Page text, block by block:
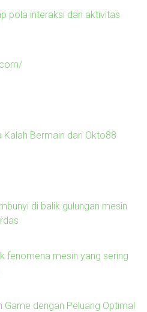
pola interaksi dan aktivitas
Bermain dari Okto88
di balik gulungan mesin
fenomena mesin yang sering
Game dengan Peluang Optimal